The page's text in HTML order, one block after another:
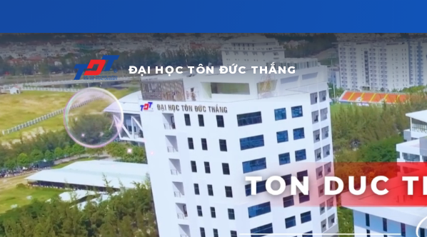
ĐẠI HỌC TÔN ĐỨC THẮNG